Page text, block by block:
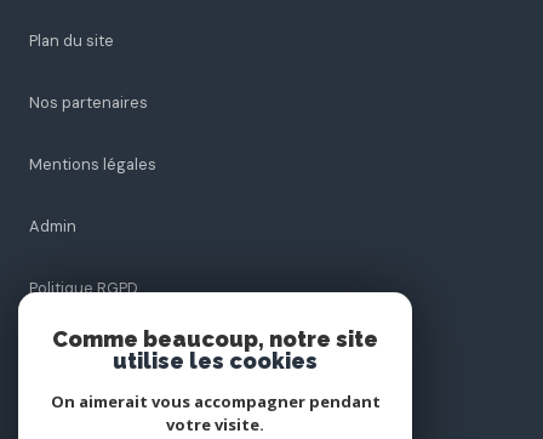
Plan du site
Nos partenaires
Mentions légales
Admin
Politique RGPD
Cookies
© 2026 | Tous droits réservés
Comme beaucoup, notre site
utilise les cookies
On aimerait vous accompagner pendant
votre visite.